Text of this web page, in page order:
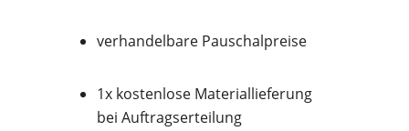
verhandelbare Pauschalpreise
1x kostenlose Materiallieferung
bei Auftragserteilung